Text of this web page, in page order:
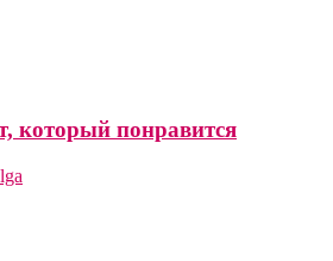
который понравится